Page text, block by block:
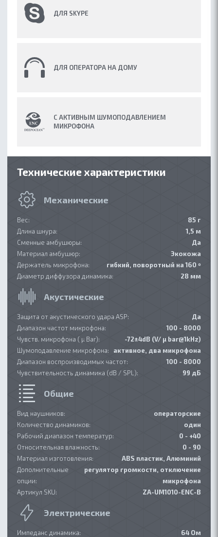
ДЛЯ SKYPE
ДЛЯ ОПЕРАТОРА НА ДОМУ
С АКТИВНЫМ ШУМОПОДАВЛЕНИЕМ
МИКРОФОНА
Технические характеристики
Механические
Вес:
85 г
Длина шнура:
1,5 м
Сменные амбушюры:
Да
Материал амбушюр:
Экокожа
Держатель микрофона:
гибкий, поворотный на 160 º
Диаметр диффузора динамика:
28 мм
Акустические
Защита от акустического удара ASP:
Да
Диапазон частот микрофона:
100 - 8000
Чувств. микрофона ( µ Bar):
-72±4dB (V/ µ bar@1kHz)
Шумоподавление микрофона:
активное, два микрофона
Диапазон воспроизводимых частот:
100 - 8000
Чувствительность динамика (dB / SPL):
99 дБ
Общие
Вид наушников:
операторские
Количество динамиков:
один
Рабочий диапазон температур:
0 - +40
Относительная влажность:
0 - 90
Материал изготовления:
ABS пластик, Алюминий
Дополнительные
опции:
регулятор громкости, отключение
микрофона
Артикул SKU:
ZA-UM1010-ENC-B
Электрические
Импеданс динамика:
64 Ом